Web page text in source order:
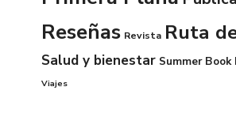
Reseñas Revista Ruta
Salud y bienestar Summer Book
Viajes